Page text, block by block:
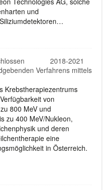
und
2018-2021
Verfahrens mittels
Krebstherapiezentrums
von
800 MeV und
zu 400 MeV/Nukleon,
und deren
eine
in Österreich.